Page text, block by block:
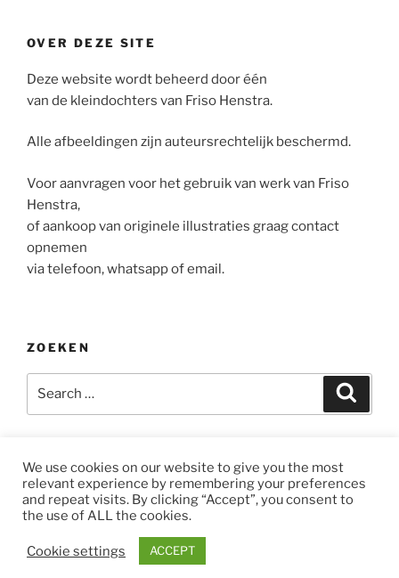
OVER DEZE SITE
Deze website wordt beheerd door één
van de kleindochters van Friso Henstra.
Alle afbeeldingen zijn auteursrechtelijk beschermd.
Voor aanvragen voor het gebruik van werk van Friso
Henstra,
of aankoop van originele illustraties graag contact
opnemen
via telefoon, whatsapp of email.
ZOEKEN
Instagram
E-
mail
Proudly powered by WordPress
We use cookies on our website to give you the most
relevant experience by remembering your preferences
and repeat visits. By clicking “Accept”, you consent to
the use of ALL the cookies.
Cookie settings ACCEPT